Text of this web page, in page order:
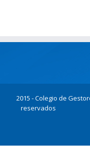
2015 - Colegio de
reservados